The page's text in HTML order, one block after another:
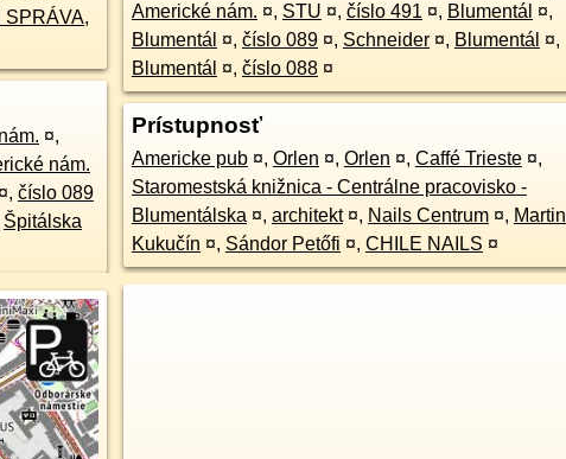
SPRÁVA,
¤,
nám.
¤, číslo 089
Špitálska
Americké nám. ¤, STU ¤, číslo 491 ¤, Blumentál ¤,
Blumentál ¤, číslo 089 ¤, Schneider ¤, Blumentál ¤,
Blumentál ¤, číslo 088 ¤
Prístupnosť
Americke pub ¤, Orlen ¤, Orlen ¤, Caffé Trieste ¤,
Staromestská knižnica - Centrálne pracovisko -
Blumentálska ¤, architekt ¤, Nails Centrum ¤, Martin
Kukučín ¤, Sándor Petőfi ¤, CHILE NAILS ¤